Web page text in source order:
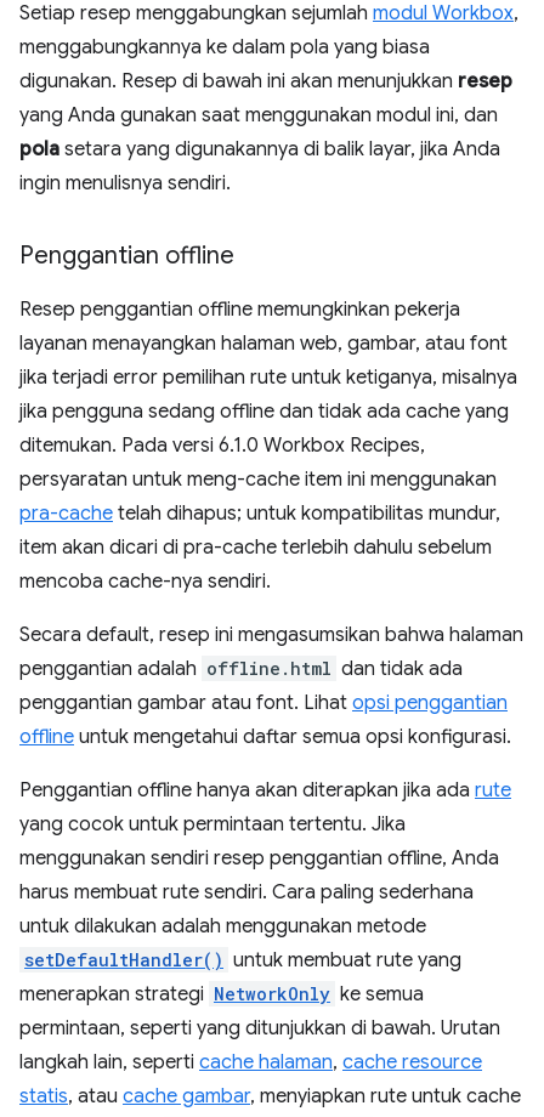
Setiap resep menggabungkan sejumlah modul Workbox,
menggabungkannya ke dalam pola yang biasa
digunakan. Resep di bawah ini akan menunjukkan resep
yang Anda gunakan saat menggunakan modul ini, dan
pola setara yang digunakannya di balik layar, jika Anda
ingin menulisnya sendiri.
Penggantian offline
Resep penggantian offline memungkinkan pekerja
layanan menayangkan halaman web, gambar, atau font
jika terjadi error pemilihan rute untuk ketiganya, misalnya
jika pengguna sedang offline dan tidak ada cache yang
ditemukan. Pada versi 6.1.0 Workbox Recipes,
persyaratan untuk meng-cache item ini menggunakan
pra-cache telah dihapus; untuk kompatibilitas mundur,
item akan dicari di pra-cache terlebih dahulu sebelum
mencoba cache-nya sendiri.
Secara default, resep ini mengasumsikan bahwa halaman
penggantian adalah offline.html dan tidak ada
penggantian gambar atau font. Lihat opsi penggantian
offline untuk mengetahui daftar semua opsi konfigurasi.
Penggantian offline hanya akan diterapkan jika ada rute
yang cocok untuk permintaan tertentu. Jika
menggunakan sendiri resep penggantian offline, Anda
harus membuat rute sendiri. Cara paling sederhana
untuk dilakukan adalah menggunakan metode
setDefaultHandler() untuk membuat rute yang
menerapkan strategi NetworkOnly ke semua
permintaan, seperti yang ditunjukkan di bawah. Urutan
langkah lain, seperti cache halaman, cache resource
statis, atau cache gambar, menyiapkan rute untuk cache